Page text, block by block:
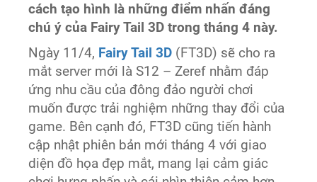
cách tạo hình là những điểm nhấn đáng
chú ý của Fairy Tail 3D trong tháng 4 này.
Ngày 11/4, Fairy Tail 3D (FT3D) sẽ cho ra
mắt server mới là S12 – Zeref nhằm đáp
ứng nhu cầu của đông đảo người chơi
muốn được trải nghiệm những thay đổi của
game. Bên cạnh đó, FT3D cũng tiến hành
cập nhật phiên bản mới tháng 4 với giao
diện đồ họa đẹp mắt, mang lại cảm giác